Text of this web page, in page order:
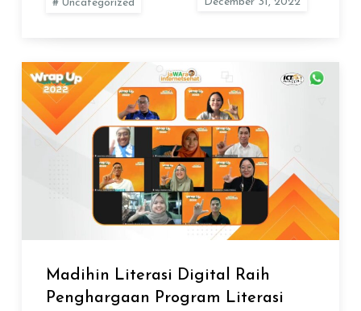
Uncategorized
Madihin Literasi Digital Raih
Penghargaan Program Literasi